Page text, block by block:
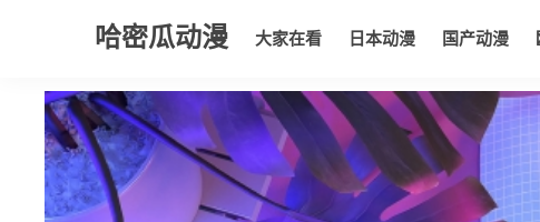
哈密瓜动漫 大家在看 日本动漫 国产动漫
大家在看 日本动漫 国产动漫 欧美动漫 动漫电影